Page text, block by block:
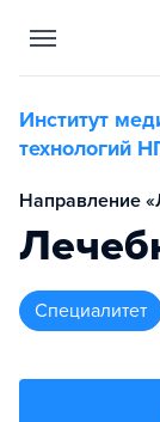
Институт
технологий
Направление
специалитет